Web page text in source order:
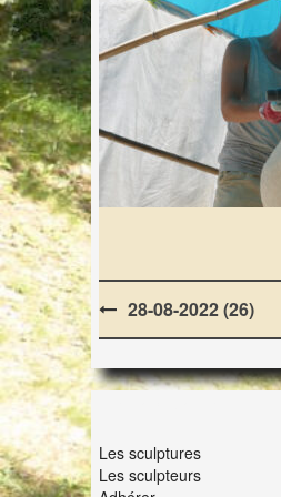
Post
navigation
28-08-2022 (26)
Les sculptures
Les sculpteurs